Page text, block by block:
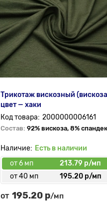
Трикотаж вискозный
цвет — хаки
2000000006161
Состав: 92% вискоза, 8%
Есть в наличии
от 6 мп
213.79 р/мп
от 40 мп
195.20 р/мп
от 195.20 р/мп